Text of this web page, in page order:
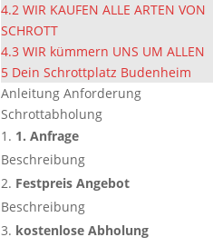
4.2 WIR KAUFEN ALLE ARTEN VON
SCHROTT
4.3 WIR kümmern UNS UM ALLEN
5 Dein Schrottplatz Budenheim
Anleitung Anforderung
Schrottabholung
1. Anfrage
Beschreibung
Festpreis Angebot
Beschreibung
kostenlose Abholung